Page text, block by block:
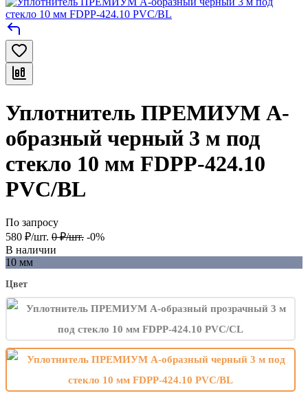
Уплотнитель ПРЕМИУМ А-
образный черный 3 м под
стекло 10 мм FDPP-424.10
PVC/BL
По запросу
580 ₽/шт. 0 ₽/шт. -0%
В наличии
10 мм
Цвет